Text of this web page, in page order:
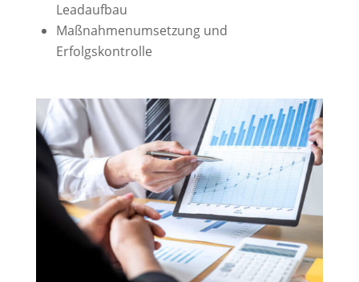
Leadaufbau
Maßnahmenumsetzung und
Erfolgskontrolle